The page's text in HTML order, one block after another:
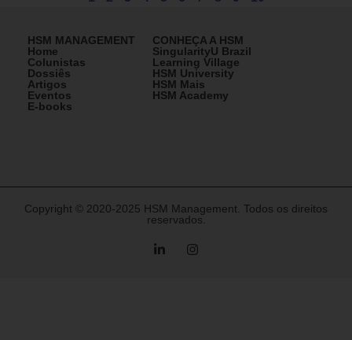
HSM MANAGEMENT
Home
Colunistas
Dossiês
Artigos
Eventos
E-books
CONHEÇA A HSM
SingularityU Brazil
Learning Village
HSM University
HSM Mais
HSM Academy
Copyright © 2020-2025 HSM Management. Todos os direitos
reservados.